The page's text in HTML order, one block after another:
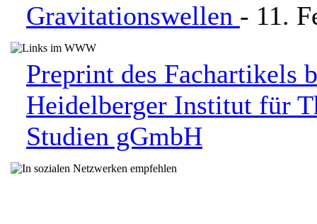
Gravitationswellen - 11.
Preprint des Fachartikels
Heidelberger Institut für
Studien gGmbH